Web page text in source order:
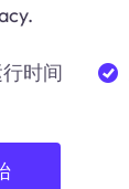
时间